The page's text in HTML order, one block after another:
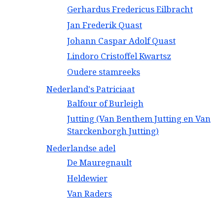
Gerhardus Fredericus Eilbracht
Jan Frederik Quast
Johann Caspar Adolf Quast
Lindoro Cristoffel Kwartsz
Oudere stamreeks
Nederland's Patriciaat
Balfour of Burleigh
Jutting (Van Benthem Jutting en Van
Starckenborgh Jutting)
Nederlandse adel
De Mauregnault
Heldewier
Van Raders